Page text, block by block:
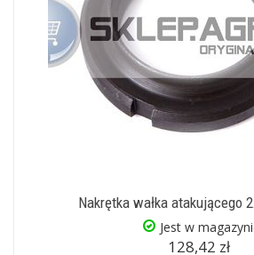
Nakrętka wałka atakującego
Jest w
128,42 zł